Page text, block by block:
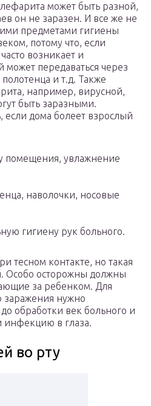
может быть разной,
он не заразен. И все же не
предметами гигиены
потому что, если
возникает и
передаваться через
и т.д. Также
например, вирусной,
быть заразными.
если дома болеет взрослый
помещения, увлажнение
наволочки, носовые
гигиену рук больного.
тесном контакте, но такая
Особо осторожны должны
за ребенком. Для
заражения нужно
обработки век больного и
инфекцию в глаза.
во рту